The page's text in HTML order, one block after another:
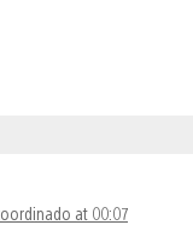
at 00:07